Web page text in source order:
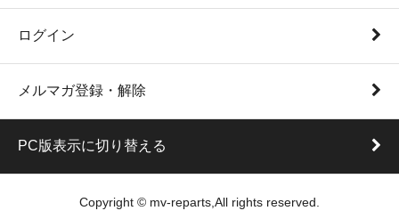
ログイン
メルマガ登録・解除
PC版表示に切り替える
Copyright © mv-reparts,All rights reserved.